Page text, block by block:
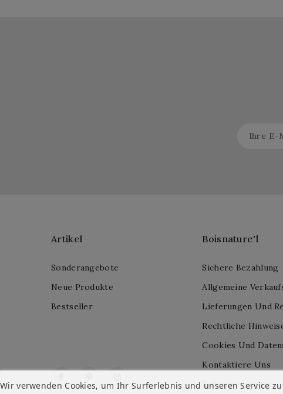
Artikel
Sonderangebote
Neue Produkte
Bestseller
Boisnature'l
Sichere Bezahlung
Allgemeine
Lieferungen Und
Rechtliche
Cookies Und
Kontaktiere Uns
Seitenverzeichnis
Wir verwenden Cookies, um Ihr Surferlebnis und unseren Service